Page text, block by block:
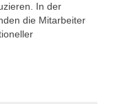
In der
die Mitarbeiter